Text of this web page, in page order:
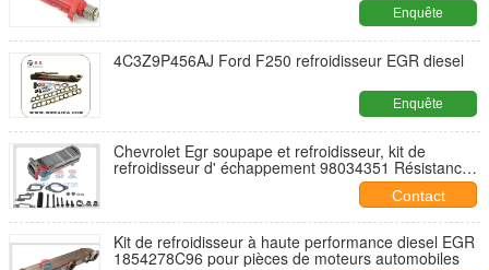
Enquête
maintenant
4C3Z9P456AJ Ford F250 refroidisseur EGR diesel
Enquête
maintenant
Chevrolet Egr soupape et refroidisseur, kit de
refroidisseur d' échappement 98034351 Résistance
Contact
Kit de refroidisseur à haute performance diesel EGR
1854278C96 pour pièces de moteurs automobiles